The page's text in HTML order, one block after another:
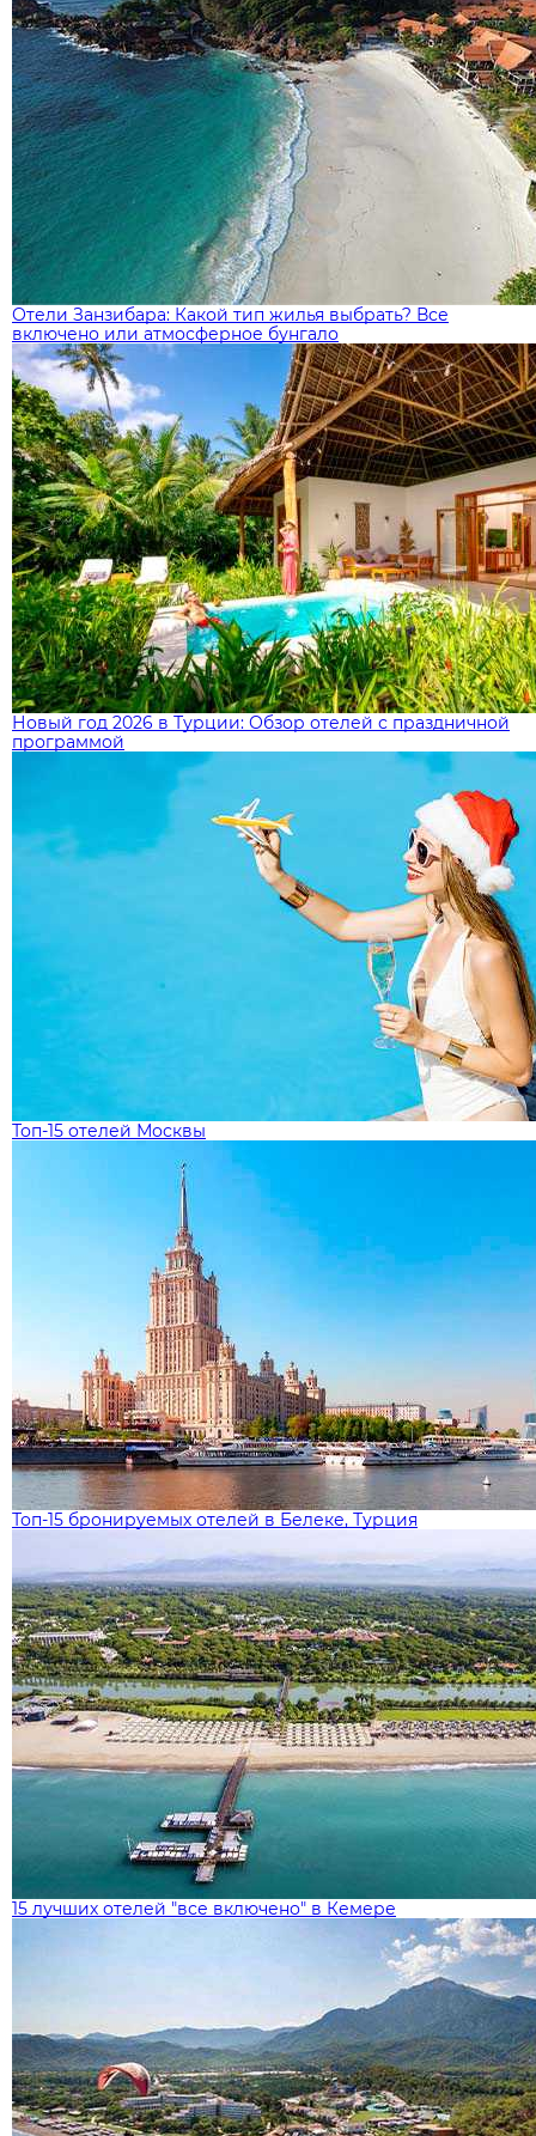
Отели Занзибара: Какой тип жилья выбрать? Все
включено или атмосферное бунгало
Новый год 2026 в Турции: Обзор отелей с праздничной
программой
Топ-15 отелей Москвы
Топ-15 бронируемых отелей в Белеке, Турция
15 лучших отелей "все включено" в Кемере